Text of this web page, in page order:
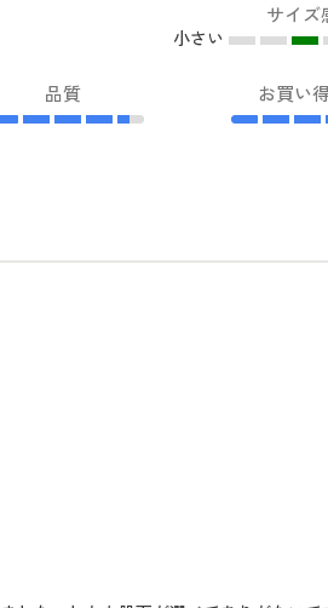
サイズ
小さい
品質 お買い